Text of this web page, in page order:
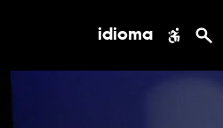
idioma